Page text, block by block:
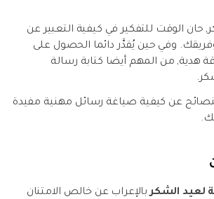
حان الوقت للتفكير في كيفية التعبير عن
وفي حين يُقدَّر دائما الحصول على
هدية, من المهم أيضا كتابة رسالة
عن كيفية صياغة رسائل مهنية مفيدة
لعيد الشكربالإعراب عن خالص الامتنان